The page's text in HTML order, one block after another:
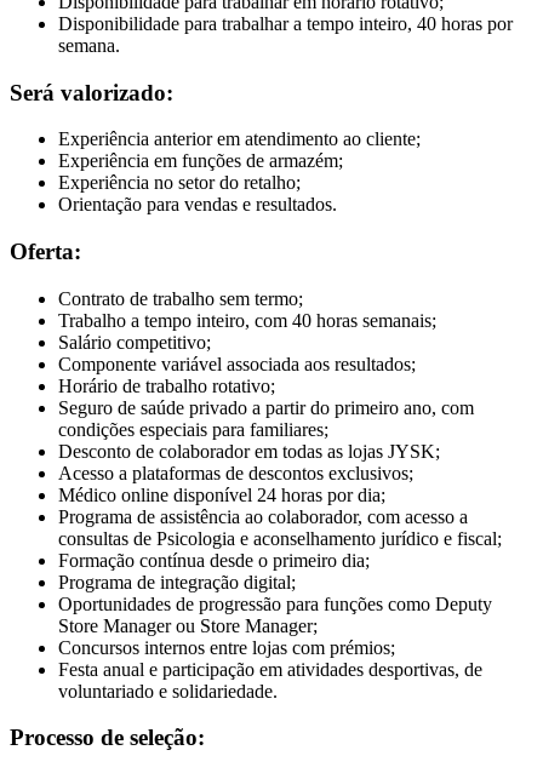
Disponibilidade para trabalhar a tempo inteiro, 40 horas por
semana.
Será valorizado:
Experiência anterior em atendimento ao cliente;
Experiência em funções de armazém;
Experiência no setor do retalho;
Orientação para vendas e resultados.
Oferta:
Contrato de trabalho sem termo;
Trabalho a tempo inteiro, com 40 horas semanais;
Salário competitivo;
Componente variável associada aos resultados;
Horário de trabalho rotativo;
Seguro de saúde privado a partir do primeiro ano, com
condições especiais para familiares;
Desconto de colaborador em todas as lojas JYSK;
Acesso a plataformas de descontos exclusivos;
Médico online disponível 24 horas por dia;
Programa de assistência ao colaborador, com acesso a
consultas de Psicologia e aconselhamento jurídico e fiscal;
Formação contínua desde o primeiro dia;
Programa de integração digital;
Oportunidades de progressão para funções como Deputy
Store Manager ou Store Manager;
Concursos internos entre lojas com prémios;
Festa anual e participação em atividades desportivas, de
voluntariado e solidariedade.
Processo de seleção: